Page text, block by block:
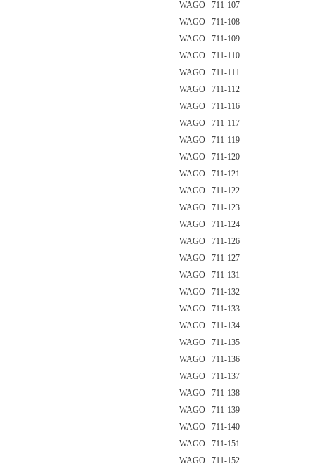
WAGO 711-107
WAGO 711-108
WAGO 711-109
WAGO 711-110
WAGO 711-111
WAGO 711-112
WAGO 711-116
WAGO 711-117
WAGO 711-119
WAGO 711-120
WAGO 711-121
WAGO 711-122
WAGO 711-123
WAGO 711-124
WAGO 711-126
WAGO 711-127
WAGO 711-131
WAGO 711-132
WAGO 711-133
WAGO 711-134
WAGO 711-135
WAGO 711-136
WAGO 711-137
WAGO 711-138
WAGO 711-139
WAGO 711-140
WAGO 711-151
WAGO 711-152